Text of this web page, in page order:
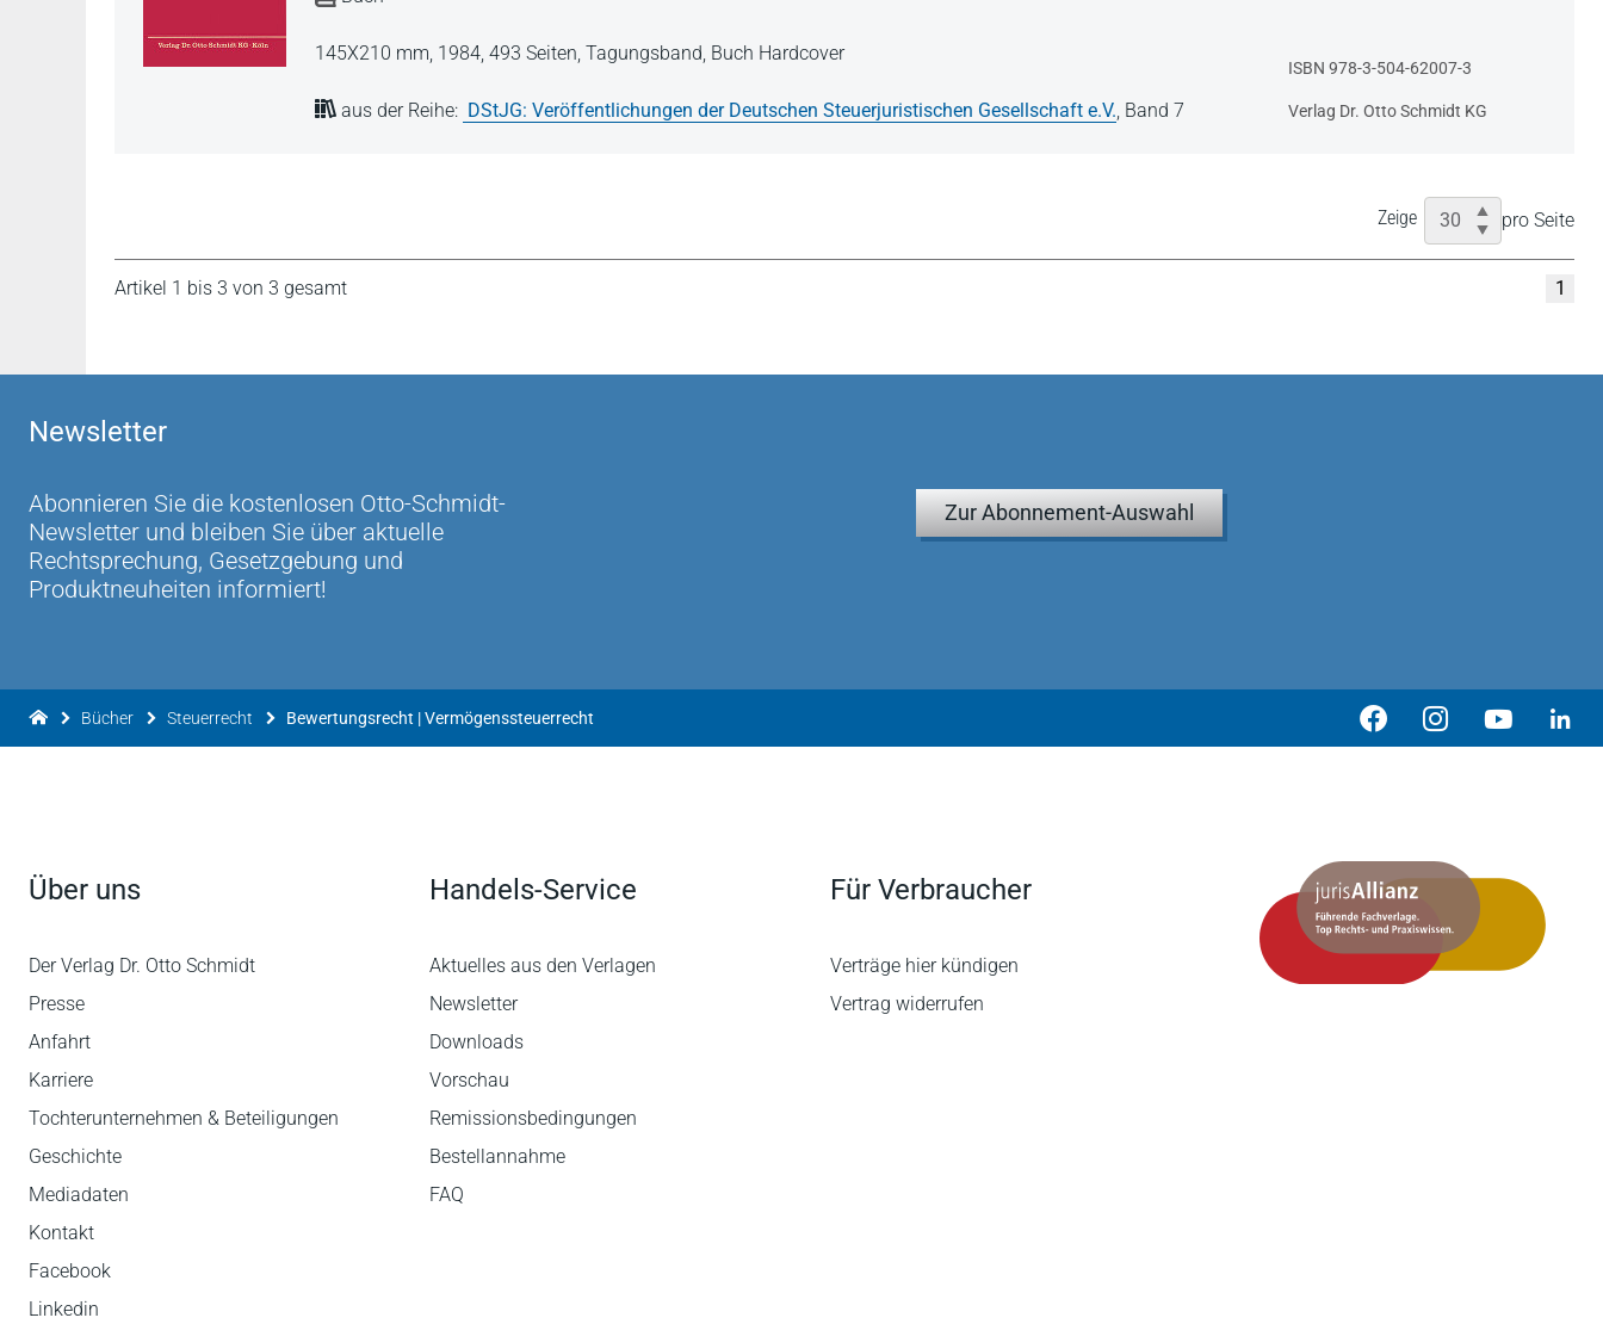
145X210 mm, 1984, 493 Seiten, Tagungsband, Buch Hardcover
aus der Reihe: DStJG: Veröffentlichungen der Deutschen Steuerjuristischen Gesellschaft e.V. Band 7
ISBN 978-3-504-62007-3
Verlag Dr. Otto Schmidt KG
Zeige pro Seite
Artikel 1 bis 3 von 3 gesamt 1
Newsletter
Abonnieren Sie die kostenlosen Otto-Schmidt-
Newsletter und bleiben Sie über aktuelle
Rechtsprechung, Gesetzgebung und
Produktneuheiten informiert!
Zur Abonnement-Auswahl
Bücher Steuerrecht Bewertungsrecht | Vermögenssteuerrecht
Über uns
Der Verlag Dr. Otto Schmidt
Presse
Anfahrt
Karriere
Tochterunternehmen & Beteiligungen
Geschichte
Mediadaten
Kontakt
Facebook
Linkedin
Handels-Service
Aktuelles aus den Verlagen
Newsletter
Downloads
Vorschau
Remissionsbedingungen
Bestellannahme
FAQ
Für Verbraucher
Verträge hier kündigen
Vertrag widerrufen